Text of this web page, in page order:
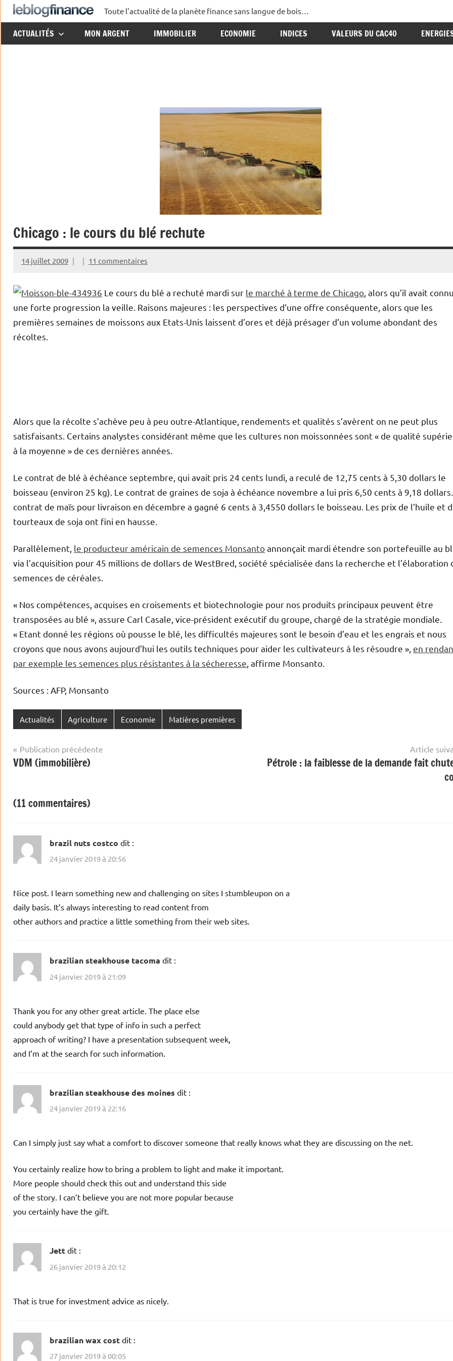
Aller
au
contenu
Le
Blog
Toute l'actualité de la planète finance sans langue de bois…
ACTUALITÉS MON ARGENT IMMOBILIER ECONOMIE INDICES VALEURS DU CAC40
Chicago : le cours du blé rechute
14 juillet 2009 11 commentaires
Le cours du blé a rechuté mardi sur le marché à terme de Chicago , alors qu’il avait
une forte progression la veille. Raisons majeures : les perspectives d’une offre conséquente, alors que les
premières semaines de moissons aux Etats-Unis laissent d’ores et déjà présager d’un volume abondant des
récoltes.
Alors que la récolte s’achève peu à peu outre-Atlantique, rendements et qualités s’avèrent on ne peut plus
satisfaisants. Certains analystes considérant même que les cultures non moissonnées sont « de qualité
à la moyenne » de ces dernières années.
Le contrat de blé à échéance septembre, qui avait pris 24 cents lundi, a reculé de 12,75 cents à 5,30 dollars le
boisseau (environ 25 kg). Le contrat de graines de soja à échéance novembre a lui pris 6,50 cents à 9,18
contrat de maïs pour livraison en décembre a gagné 6 cents à 3,4550 dollars le boisseau. Les prix de l’huile et
tourteaux de soja ont fini en hausse.
Parallèlement, le producteur américain de semences Monsantoannonçait mardi étendre son portefeuille au
via l’acquisition pour 45 millions de dollars de WestBred, société spécialisée dans la recherche et l’élaboration
semences de céréales.
« Nos compétences, acquises en croisements et biotechnologie pour nos produits principaux peuvent être
transposées au blé », assure Carl Casale, vice-président exécutif du groupe, chargé de la stratégie mondiale.
« Etant donné les régions où pousse le blé, les difficultés majeures sont le besoin d’eau et les engrais et nous
croyons que nous avons aujourd’hui les outils techniques pour aider les cultivateurs à les résoudre », en
par exemple les semences plus résistantes à la sécheresse , affirme Monsanto.
Sources : AFP, Monsanto
Actualités Agriculture Economie Matières premières
Navigation
de
Publication précédente
VDM (immobilière)
Article
Pétrole : la faiblesse de la demande fait
(11 commentaires)
brazil nuts costco dit :
24 janvier 2019 à 20:56
Nice post. I learn something new and challenging on sites I stumbleupon on a
daily basis. It’s always interesting to read content from
other authors and practice a little something from their web sites.
brazilian steakhouse tacoma dit :
24 janvier 2019 à 21:09
Thank you for any other great article. The place else
could anybody get that type of info in such a perfect
approach of writing? I have a presentation subsequent week,
and I’m at the search for such information.
brazilian steakhouse des moines dit :
24 janvier 2019 à 22:16
Can I simply just say what a comfort to discover someone that really knows what they are discussing on the net.
You certainly realize how to bring a problem to light and make it important.
More people should check this out and understand this side
of the story. I can’t believe you are not more popular because
you certainly have the gift.
Jett dit :
26 janvier 2019 à 20:12
That is true for investment advice as nicely.
brazilian wax cost dit :
27 janvier 2019 à 00:05